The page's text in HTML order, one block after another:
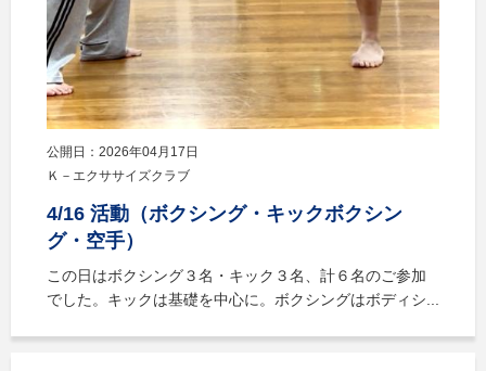
公開日：2026年04月17日
Ｋ－エクササイズクラブ
4/16 活動（ボクシング・キックボクシン
グ・空手）
この日はボクシング３名・キック３名、計６名のご参加
でした。キックは基礎を中心に。ボクシングはボディシ...